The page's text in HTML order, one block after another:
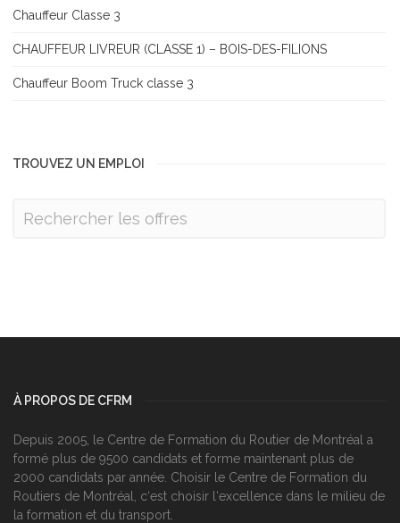
Chauffeur Classe 3
CHAUFFEUR LIVREUR (CLASSE 1) – BOIS-DES-FILIONS
Chauffeur Boom Truck classe 3
TROUVEZ UN EMPLOI
À PROPOS DE CFRM
Depuis 2005, le Centre de Formation du Routier de Montréal a
formé plus de 9500 candidats et forme maintenant plus de
2000 candidats par année. Choisir le Centre de Formation du
Routiers de Montréal, c‘est choisir l‘excellence dans le milieu de
la formation et du transport.